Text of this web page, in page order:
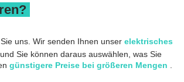
uns. Wir senden Ihnen unser elektrisches
Sie können daraus auswählen, was Sie
günstigere Preise bei größeren Mengen